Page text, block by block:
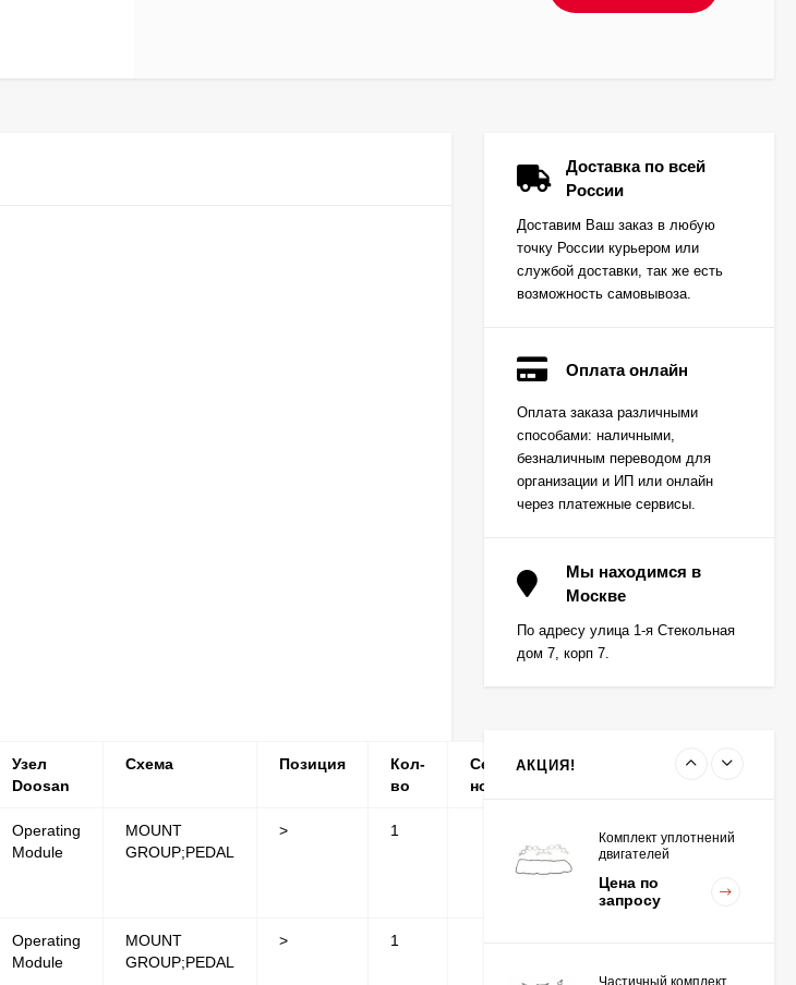
Узел
Doosan
Схема Позиция
Кол-
во
Серийные
номера
Примечание
Operating
Module
MOUNT
GROUP;PEDAL
> 1
Operating
Module
MOUNT
GROUP;PEDAL
> 1
Доставка по всей
России
Доставим Ваш заказ в любую
точку России курьером или
службой доставки, так же есть
возможность самовывоза.
Оплата онлайн
Оплата заказа различными
способами: наличными,
безналичным переводом для
организации и ИП или онлайн
через платежные сервисы.
Мы находимся в
Москве
По адресу улица 1-я Стекольная
дом 7, корп 7.
АКЦИЯ!
Вкладыш коренной
(0,25) (1шт - 1
половинка) для
двигателей
K15,K21,K25
запросу
(1шт - 1 половинка) для
двигателей
K15,K21,K25
Цена по
Комплект уплотнений
двигателей
Цена по
запросу
Частичный комплект